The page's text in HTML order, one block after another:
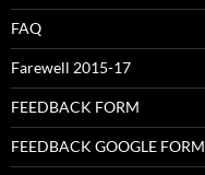
FAQ
Farewell 2015-17
FEEDBACK FORM
FEEDBACK GOOGLE FORM